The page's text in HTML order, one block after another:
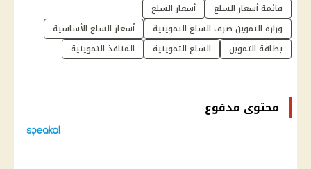
قائمة أسعار السلع
أسعار السلع
وزارة التموين صرف السلع التموينية
أسعار السلع الأساسية
بطاقة التموين
السلع التموينية المنافذ التموينية
محتوى مدفوع